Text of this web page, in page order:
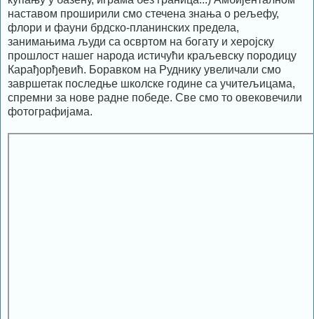
наставом проширили смо стечена знања о рељефу,
флори и фауни брдско-планинских предела,
занимањима људи са освртом на богату и херојску
прошлост нашег народа истичући краљевску породицу
Карађорђевић. Боравком на Руднику увеличали смо
завршетак последње школске године са учитељицама,
спремни за нове радне победе. Све смо тo овековечили
фотографијама.